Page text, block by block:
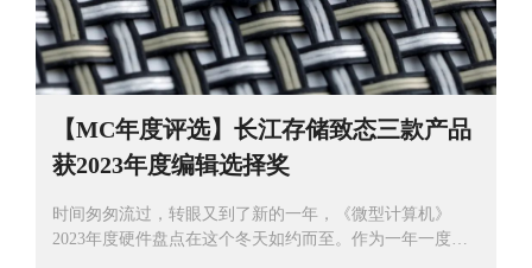
【MC年度评选】长江存储致态三款产品
获2023年度编辑选择奖
时间匆匆流过，转眼又到了新的一年，《微型计算机》
2023年度硬件盘点在这个冬天如约而至。作为一年一度的